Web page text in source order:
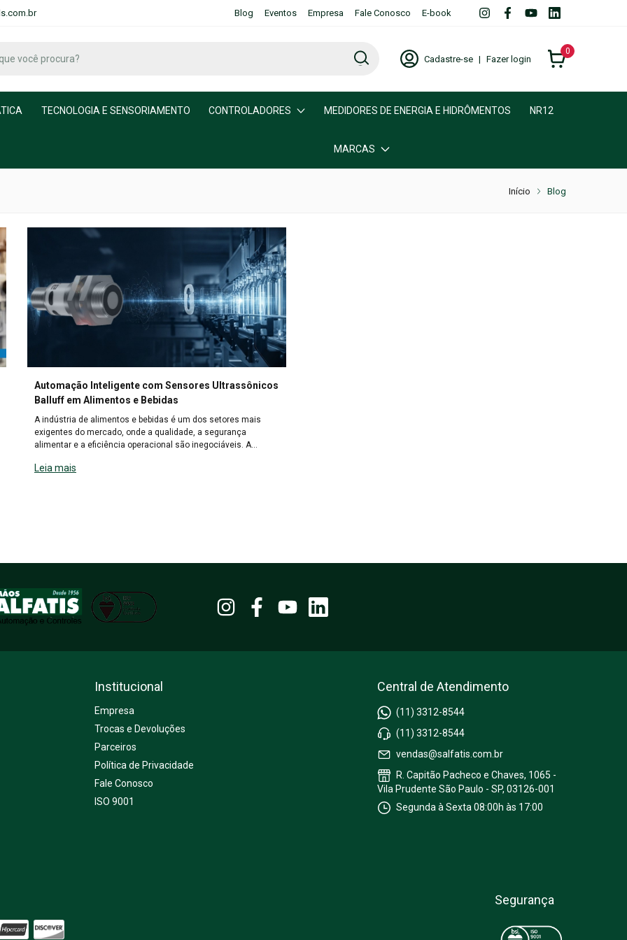
Blog Eventos Empresa Fale Conosco E-book
Cadastre-se | Fazer login
0
TECNOLOGIA E SENSORIAMENTO CONTROLADORES MEDIDORES DE ENERGIA E HIDRÔMENTOS NR12
MARCAS
Início Blog
Automação Inteligente com Sensores Ultrassônicos
Balluff em Alimentos e Bebidas
A indústria de alimentos e bebidas é um dos setores mais
exigentes do mercado, onde a qualidade, a segurança
alimentar e a eficiência operacional são inegociáveis. A
capacidade de lidar com uma
Leia mais
Institucional
Empresa
Trocas e Devoluções
Parceiros
Política de Privacidade
Fale Conosco
ISO 9001
Central de Atendimento
(11) 3312-8544
(11) 3312-8544
vendas@salfatis.com.br
R. Capitão Pacheco e Chaves, 1065 -
Vila Prudente São Paulo - SP, 03126-001
Segunda à Sexta 08:00h às 17:00
Segurança